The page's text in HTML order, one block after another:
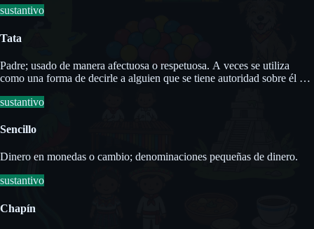
sustantivo
Tata
Padre; usado de manera afectuosa o respetuosa. A veces se utiliza
como una forma de decirle a alguien que se tiene autoridad sobre él o
sustantivo
Sencillo
Dinero en monedas o cambio; denominaciones pequeñas de dinero.
sustantivo
Chapín